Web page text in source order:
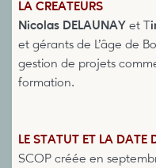
LA CREATEURS
Nicolas DELAUNAY et T
et gérants de L’âge de
gestion de projets
formation.
LE STATUT ET LA DATE
SCOP créée en